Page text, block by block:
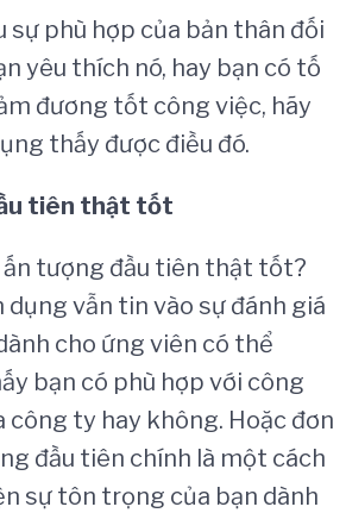
sự phù hợp của bản thân đối
yêu thích nó, hay bạn có tố
đương tốt công việc, hãy
thấy được điều đó.
tiên thật tốt
ấn tượng đầu tiên thật tốt?
dụng vẫn tin vào sự đánh giá
cho ứng viên có thể
bạn có phù hợp với công
công ty hay không. Hoặc đơn
đầu tiên chính là một cách
sự tôn trọng của bạn dành